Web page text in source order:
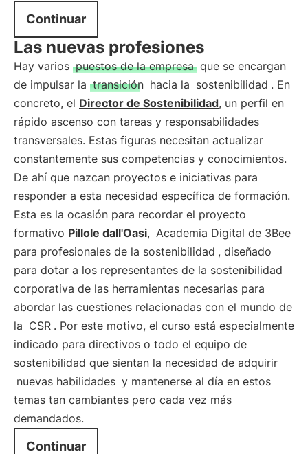
Continuar
Las nuevas profesiones
Hay varios puestos de la empresa que se encargan
de impulsar la transición hacia la sostenibilidad . En
concreto, el Director de Sostenibilidad, un perfil en
rápido ascenso con tareas y responsabilidades
transversales. Estas figuras necesitan actualizar
constantemente sus competencias y conocimientos.
De ahí que nazcan proyectos e iniciativas para
responder a esta necesidad específica de formación.
Esta es la ocasión para recordar el proyecto
formativo Pillole dall'Oasi, Academia Digital de 3Bee
para profesionales de la sostenibilidad , diseñado
para dotar a los representantes de la sostenibilidad
corporativa de las herramientas necesarias para
abordar las cuestiones relacionadas con el mundo de
la CSR . Por este motivo, el curso está especialmente
indicado para directivos o todo el equipo de
sostenibilidad que sientan la necesidad de adquirir
nuevas habilidades y mantenerse al día en estos
temas tan cambiantes pero cada vez más
demandados.
Continuar